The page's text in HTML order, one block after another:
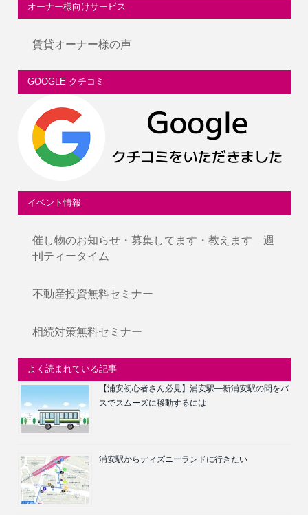
オーナー様向けサービス
賃貸オーナー様の声
GOOGLE クチコミ
イベント情報
催し物のお知らせ・募集してます・教えます 週
刊ティータイム
不動産投資無料セミナー
相続対策無料セミナー
よく読まれている記事
【浦安初心者さん必見】浦安駅―新浦安駅の間をバ
スでスムーズに移動するには
浦安駅からディズニーランドに行きたい